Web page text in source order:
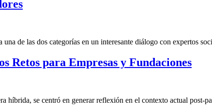
de las dos categorías en un interesante diálogo con expertos
Retos para Empresas y Fundaciones
híbrida, se centró en generar reflexión en el contexto actual post-